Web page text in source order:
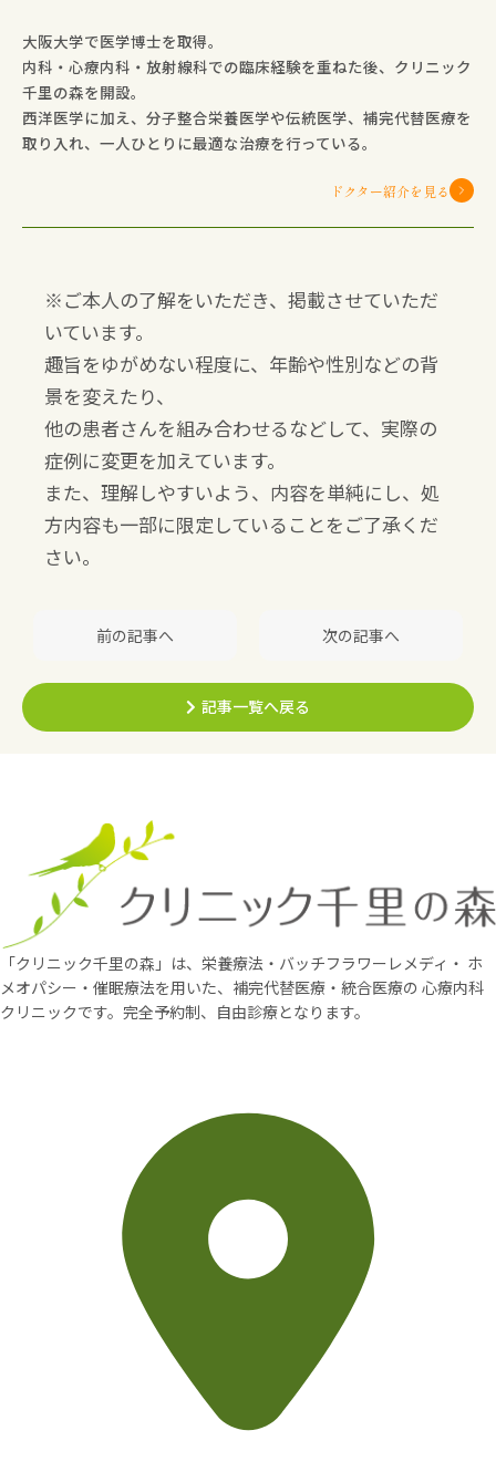
大阪大学で医学博士を取得。
内科・心療内科・放射線科での臨床経験を重ねた後、クリニック
千里の森を開設。
西洋医学に加え、分子整合栄養医学や伝統医学、補完代替医療を
取り入れ、一人ひとりに最適な治療を行っている。
ドクター紹介を見る
※ご本人の了解をいただき、掲載させていただ
いています。
趣旨をゆがめない程度に、年齢や性別などの背
景を変えたり、
他の患者さんを組み合わせるなどして、実際の
症例に変更を加えています。
また、理解しやすいよう、内容を単純にし、処
方内容も一部に限定していることをご了承くだ
さい。
前の記事へ 次の記事へ
記事一覧へ戻る
「クリニック千里の森」は、栄養療法・バッチフラワーレメディ・ ホ
メオパシー・催眠療法を用いた、補完代替医療・統合医療の 心療内科
クリニックです。完全予約制、自由診療となります。